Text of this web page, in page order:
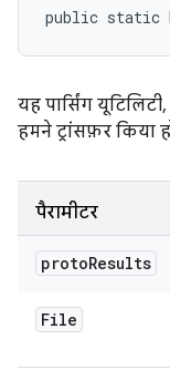
public static
यह पार्सिंग
हमने ट्रांसफ़र किया
पैरामीटर
protoResults
File